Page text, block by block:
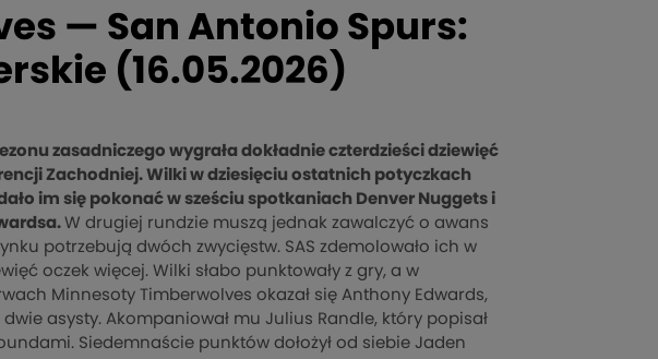
— San Antonio Spurs:
(16.05.2026)
zasadniczego wygrała dokładnie czterdzieści dziewięć
Zachodniej. Wilki w dziesięciu ostatnich potyczkach
im się pokonać w sześciu spotkaniach Denver Nuggets i
W drugiej rundzie muszą jednak zawalczyć o awans
potrzebują dwóch zwycięstw. SAS zdemolowało ich w
oczek więcej. Wilki słabo punktowały z gry, a w
Minnesoty Timberwolves okazał się Anthony Edwards,
asysty. Akompaniował mu Julius Randle, który popisał
Siedemnaście punktów dołożył od siebie Jaden